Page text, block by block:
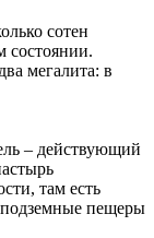
сотен
состоянии.
мегалита: в
– действующий
там есть
пещеры